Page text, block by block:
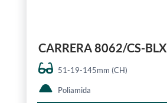
CARRERA 8062/CS-BLX
51-19-145mm (CH)
Poliamida